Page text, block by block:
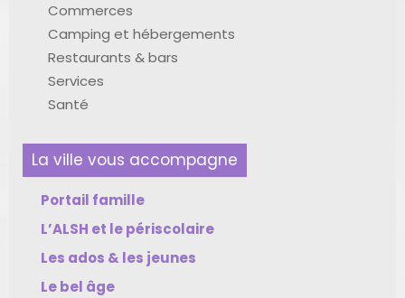
Commerces
Camping et hébergements
Restaurants & bars
Services
Santé
La ville vous accompagne
Portail famille
L’ALSH et le périscolaire
Les ados & les jeunes
Le bel âge